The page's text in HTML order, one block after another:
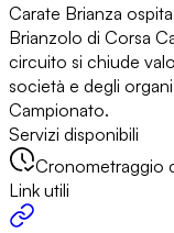
Carate Brianza
Brianzolo di Corsa
circuito si chiude
società e degli
Campionato.
Servizi disponibili
Cronometraggio
Link utili